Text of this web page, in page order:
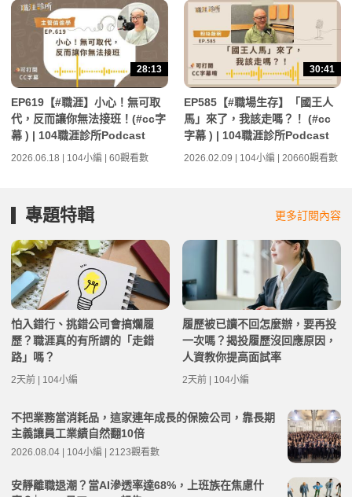
28:13
EP619【#職涯】小心！無可取
代，反而讓你無法接班！(#cc字
幕 ) | 104職涯診所Podcast
2026.06.18 | 104小編 | 60觀看數
30:41
EP585【#職場生存】「國王人
馬」來了，我該走嗎？！ (#cc
字幕 ) | 104職涯診所Podcast
2026.02.09 | 104小編 | 20660觀看數
專題特輯 更多訂閱內容
怕入錯行、挑錯公司會搞爛履
歷？職涯真的有所謂的「走錯
路」嗎？
2天前 | 104小編
履歷被已讀不回怎麼辦，要再投
一次嗎？揭投履歷沒回應原因，
人資教你提高面試率
2天前 | 104小編
不把業務當消耗品，這家連年成長的保險公司，靠長期
主義讓員工業績自然翻10倍
2026.08.04 | 104小編 | 2123觀看數
安靜離職退潮？當AI滲透率達68%，上班族在焦慮什